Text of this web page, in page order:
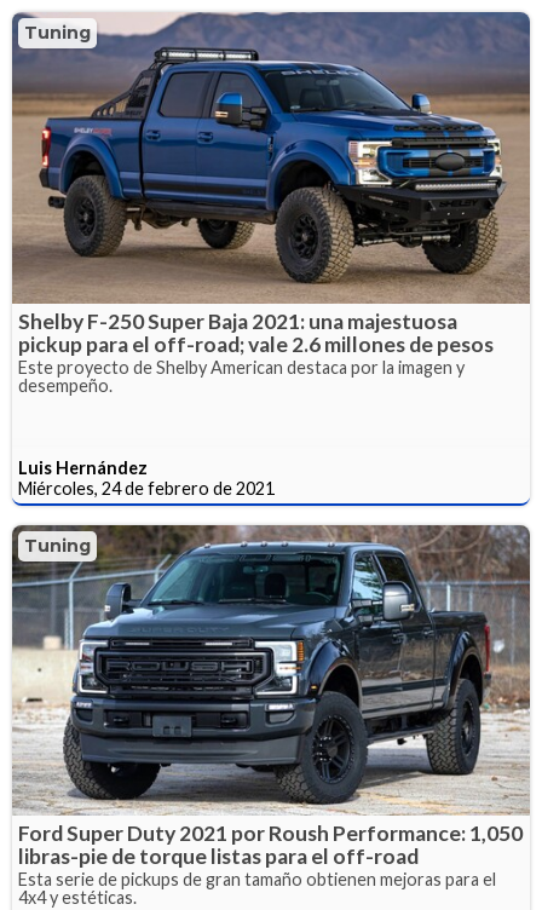
Tuning
Shelby F-250 Super Baja 2021: una majestuosa
pickup para el off-road; vale 2.6 millones de pesos
Este proyecto de Shelby American destaca por la imagen y
desempeño.
Luis Hernández
Miércoles, 24 de febrero de 2021
Tuning
Ford Super Duty 2021 por Roush Performance: 1,050
libras-pie de torque listas para el off-road
Esta serie de pickups de gran tamaño obtienen mejoras para el
4x4 y estéticas.